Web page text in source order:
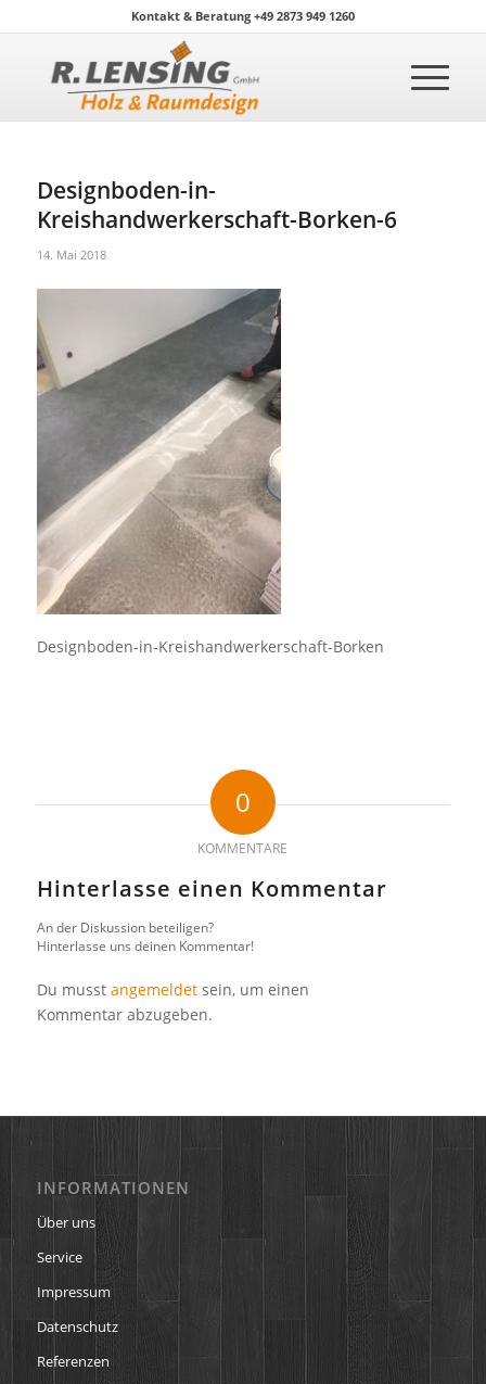
Kontakt & Beratung +49 2873 949 1260
Designboden-in-
Kreishandwerkerschaft-Borken-6
14. Mai 2018
Designboden-in-Kreishandwerkerschaft-Borken
0
KOMMENTARE
Hinterlasse einen Kommentar
An der Diskussion beteiligen?
Hinterlasse uns deinen Kommentar!
Du musst angemeldetsein, um einen
Kommentar abzugeben.
INFORMATIONEN
Über uns
Service
Impressum
Datenschutz
Referenzen